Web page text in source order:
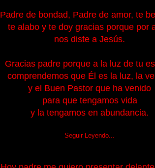
Padre de bondad, Padre de amor, te
te alabo y te doy gracias porque por
nos diste a Jesús.
Gracias padre porque a la luz de tu
comprendemos que Él es la luz, la
y el Buen Pastor que ha venido
para que tengamos vida
y la tengamos en abundancia.
Seguir Leyendo...